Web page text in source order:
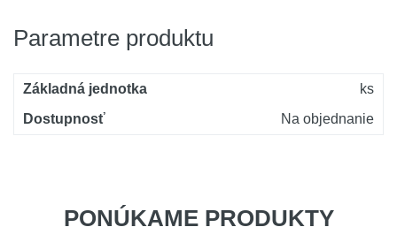
Parametre produktu
Základná jednotka
ks
Dostupnosť
Na objednanie
PONÚKAME PRODUKTY